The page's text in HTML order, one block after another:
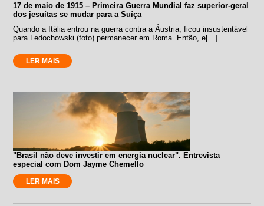
17 de maio de 1915 – Primeira Guerra Mundial faz superior-geral
dos jesuítas se mudar para a Suíça
Quando a Itália entrou na guerra contra a Áustria, ficou insustentável
para Ledochowski (foto) permanecer em Roma. Então, e[...]
LER MAIS
"Brasil não deve investir em energia nuclear". Entrevista
especial com Dom Jayme Chemello
LER MAIS